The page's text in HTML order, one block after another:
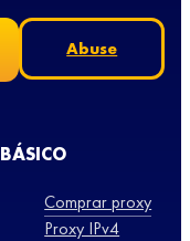
Abuse
BÁSICO
Comprar proxy
Proxy IPv4